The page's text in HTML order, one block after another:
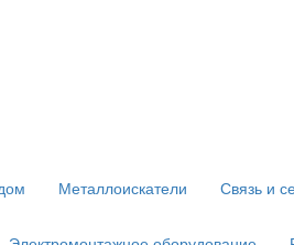
Металлоискатели Связь и